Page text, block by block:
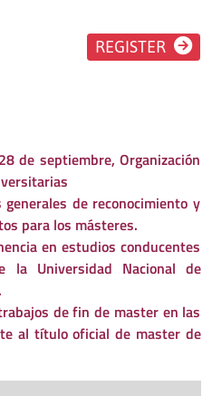
REGISTER
de septiembre, Organización
de reconocimiento y
para los másteres.
en estudios conducentes
la Universidad Nacional de
de fin de master en las
al título oficial de master de